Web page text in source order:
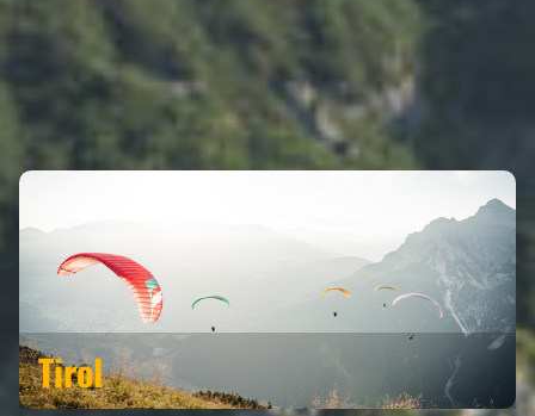
WILDER KAISER GEHÖRT ZU DEN
REGIONEN
Tirol